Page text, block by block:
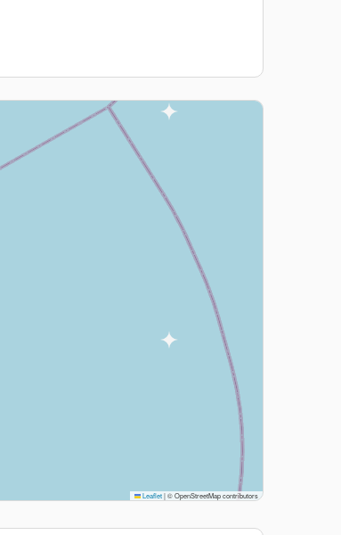
Leaflet|© OpenStreetMap contributors